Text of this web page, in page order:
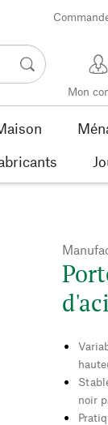
Mon
noir